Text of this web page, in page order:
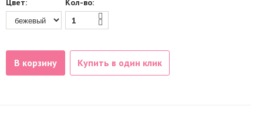
Цвет: Кол-во:
В корзину Купить в один клик